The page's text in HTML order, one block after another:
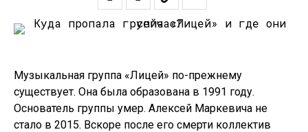
Музыкальная группа «Лицей» по-прежнему
существует. Она была образована в 1991 году.
Основатель группы умер. Алексей Маркевича не
стало в 2015. Вскоре после его смерти коллектив